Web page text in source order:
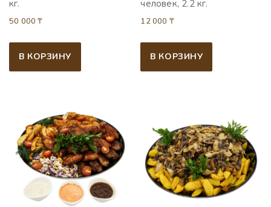
кг.
50 000₸
В КОРЗИНУ
человек, 2.2 кг.
12 000 ₸
В КОРЗИНУ